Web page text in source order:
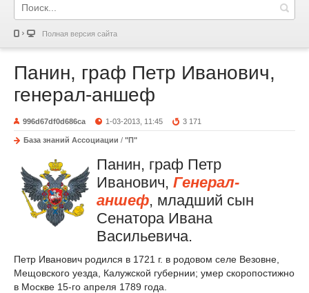
Полная версия сайта
Панин, граф Петр Иванович,
генерал-аншеф
996d67df0d686ca 1-03-2013, 11:45 3 171
База знаний Ассоциации / "П"
Панин, граф Петр
Иванович, Генерал-
аншеф, младший сын
Сенатора Ивана
Васильевича.
Петр Иванович родился в 1721 г. в родовом селе Везовне,
Мещовского уезда, Калужской губернии; умер скоропостижно
в Москве 15-го апреля 1789 года.